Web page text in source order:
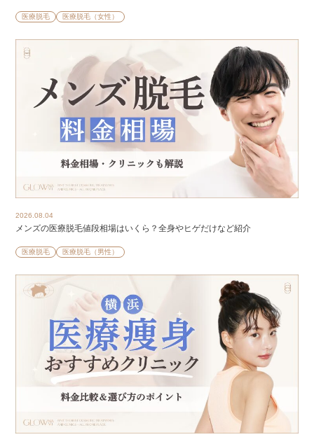
医療脱毛 医療脱毛（女性）
2026.08.04
メンズの医療脱毛値段相場はいくら？全身やヒゲだけなど紹介
医療脱毛 医療脱毛（男性）